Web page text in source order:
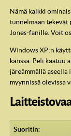
Nämä kaikki
tunnelmaan tekevät
Jones-fanille. Voit
Windows XP:n
kanssa. Peli kaatuu
järeämmällä
myynnissä olevissa
Suoritin: